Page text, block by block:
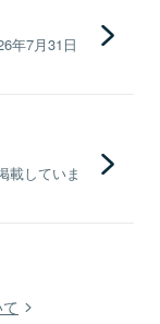
年7月31日
載していま